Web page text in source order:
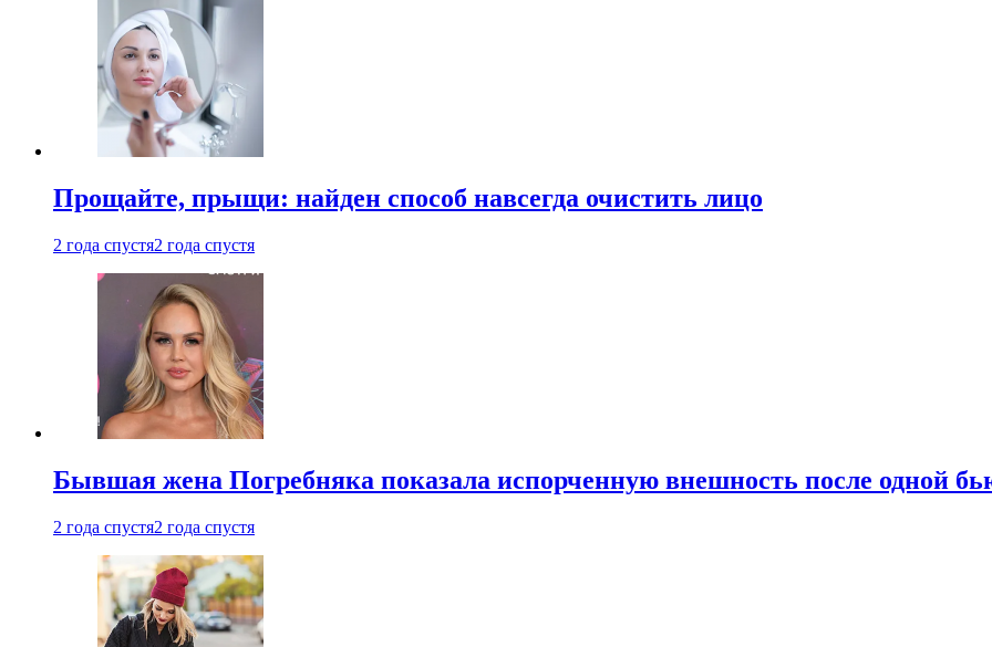
Прощайте, прыщи: найден способ навсегда очистить лицо
2 года спустя2 года спустя
Бывшая жена Погребняка показала испорченную внешность после одной
2 года спустя2 года спустя